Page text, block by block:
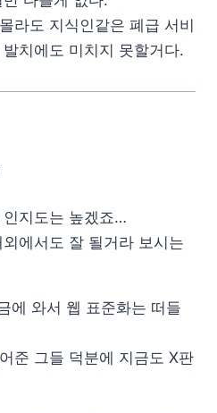
라도 지식인같은 폐급 서비
치에도 미치지 못할거다.
지도는 높겠죠…
에서도 잘 될거라 보시는
에 와서 웹 표준화는 떠들
준 그들 덕분에 지금도 X판